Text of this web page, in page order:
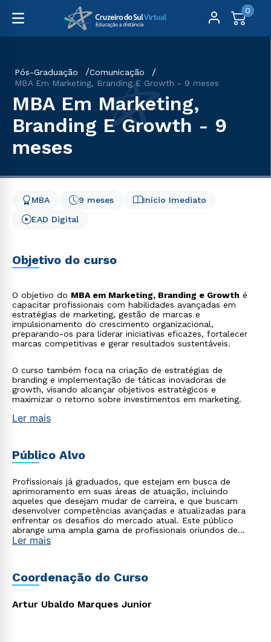
0
Pós-Graduação
Comunicação
MBA Em Marketing, Branding E Growth - 9 meses
MBA Em Marketing,
Branding E Growth - 9
meses
Início Imediato
9 meses
MBA
EAD Digital
Objetivo do curso
O objetivo do MBA em Marketing, Branding e Growth é
capacitar profissionais com habilidades avançadas em
estratégias de marketing, gestão de marcas e
impulsionamento do crescimento organizacional,
preparando-os para liderar iniciativas eficazes, fortalecer
marcas competitivas e gerar resultados sustentáveis.
O curso também foca na criação de estratégias de
branding e implementação de táticas inovadoras de
growth, visando alcançar objetivos estratégicos e
maximizar o retorno sobre investimentos em marketing.
Ler mais
Público Alvo
Profissionais já graduados, que estejam em busca de
aprimoramento em suas áreas de atuação, incluindo
aqueles que desejam mudar de carreira, e que buscam
desenvolver competências avançadas e atualizadas para
enfrentar os desafios do mercado atual. Este público
abrange uma ampla gama de profissionais oriundos de
diversas áreas, como tecnologia, saúde, empresarial,
carreiras e alcançar o sucesso profissional.
Ler mais
Coordenação do Curso
Artur Ubaldo Marques Junior